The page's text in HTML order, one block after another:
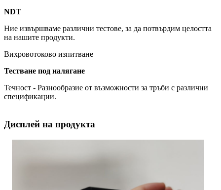
NDT
Ние извършваме различни тестове, за да потвърдим целостта
на нашите продукти.
Вихровотоково изпитване
Тестване под налягане
Течност - Разнообразие от възможности за тръби с различни
спецификации.
Дисплей на продукта